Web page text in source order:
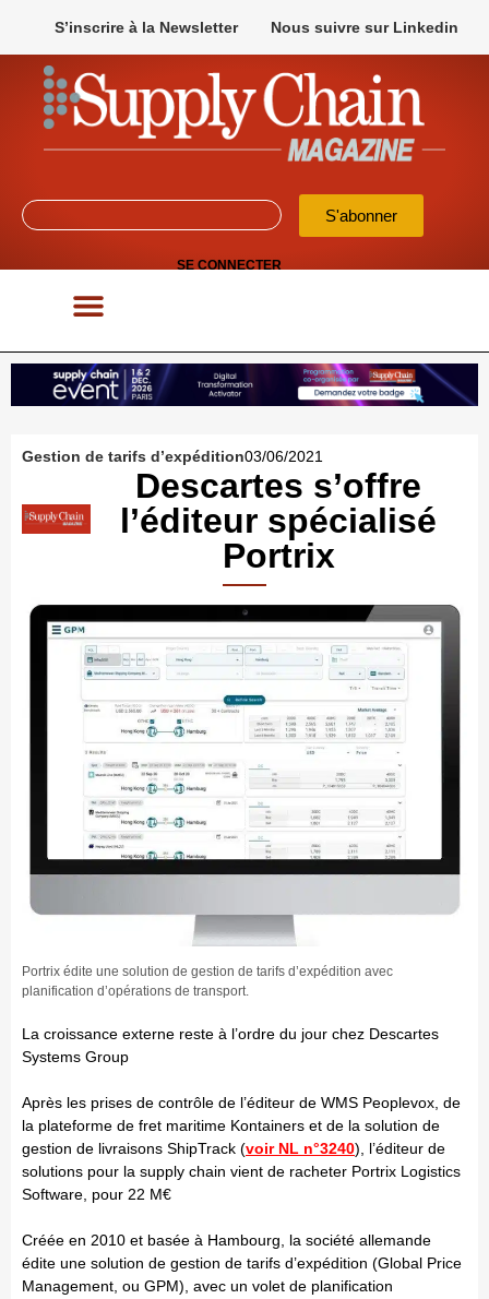
S’inscrire à la Newsletter Nous suivre sur Linkedin
S'abonner
SE CONNECTER
Descartes s’offre
l’éditeur spécialisé
Portrix
Portrix édite une solution de gestion de tarifs d’expédition avec
planification d’opérations de transport.
La croissance externe reste à l’ordre du jour chez Descartes
Systems Group
Après les prises de contrôle de l’éditeur de WMS Peoplevox, de
la plateforme de fret maritime Kontainers et de la solution de
gestion de livraisons ShipTrack (voir NL n°3240), l’éditeur de
solutions pour la supply chain vient de racheter Portrix Logistics
Software, pour 22 M€
Créée en 2010 et basée à Hambourg, la société allemande
édite une solution de gestion de tarifs d’expédition (Global Price
Management, ou GPM), avec un volet de planification
Gestion de tarifs d’expédition03/06/2021